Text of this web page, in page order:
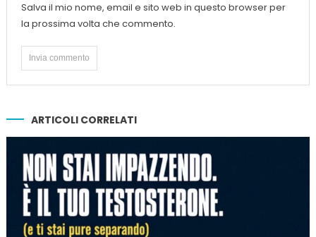
Salva il mio nome, email e sito web in questo browser per
la prossima volta che commento.
ARTICOLI CORRELATI